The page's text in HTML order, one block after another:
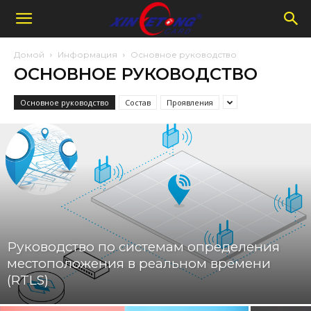
Домой Информация Основное руководство
ОСНОВНОЕ РУКОВОДСТВО
Основное руководство Состав Проявления
Руководство по системам определения
местоположения в реальном времени
(RTLS)